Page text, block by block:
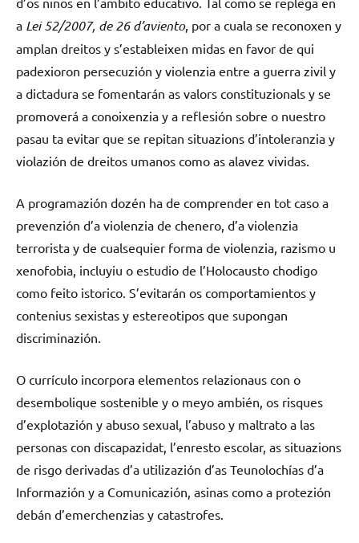
a Lei 52/2007, de 26 d’aviento, por a cuala se reconoxen y
amplan dreitos y s’estableixen midas en favor de qui
padexioron persecuzión y violenzia entre a guerra zivil y
a dictadura se fomentarán as valors constituzionals y se
promoverá a conoixenzia y a reflesión sobre o nuestro
pasau ta evitar que se repitan situazions d’intoleranzia y
violazión de dreitos umanos como as alavez vividas.
A programazión dozén ha de comprender en tot caso a
prevenzión d’a violenzia de chenero, d’a violenzia
terrorista y de cualsequier forma de violenzia, razismo u
xenofobia, incluyiu o estudio de l’Holocausto chodigo
como feito istorico. S’evitarán os comportamientos y
contenius sexistas y estereotipos que supongan
discriminazión.
O currículo incorpora elementos relazionaus con o
desembolique sostenible y o meyo ambién, os risques
d’explotazión y abuso sexual, l’abuso y maltrato a las
personas con discapazidat, l’enresto escolar, as situazions
de risgo derivadas d’a utilizazión d’as Teunolochías d’a
Informazión y a Comunicazión, asinas como a protezión
debán d’emerchenzias y catastrofes.